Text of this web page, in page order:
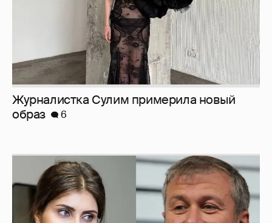
Журналистка Сулим примерила новый
образ
6